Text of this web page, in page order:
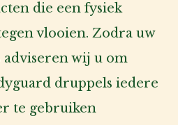
die een fysiek
vlooien. Zodra uw
wij u om
druppels iedere
te gebruiken